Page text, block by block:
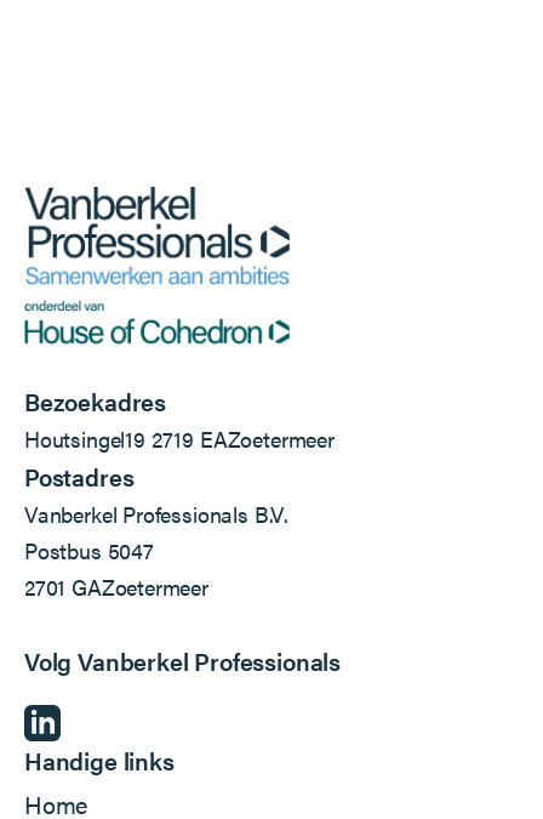
Bezoekadres
Houtsingel19 2719 EAZoetermeer
Postadres
Vanberkel Professionals B.V.
Postbus 5047
2701 GAZoetermeer
Volg Vanberkel Professionals
Handige links
Home